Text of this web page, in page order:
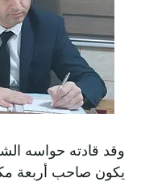
وقد قادته حواسه
يكون صاحب أربعة